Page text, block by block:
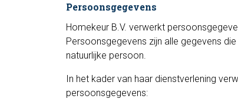
Persoonsgegevens
Homekeur B.V. verwerkt
Persoonsgegevens zijn alle gegevens
natuurlijke persoon.
In het kader van haar dienstverlening
persoonsgegevens: